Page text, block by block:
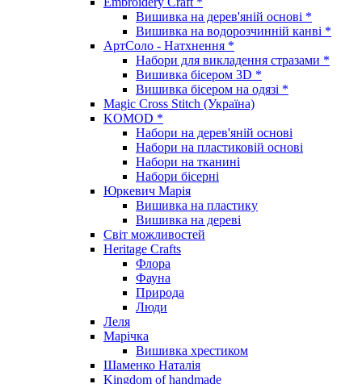
Вишивка на дерев'яній основі *
Вишивка на водорозчинній канві *
АртСоло - Натхнення *
Набори для викладення стразами *
Вишивка бісером 3D *
Вишивка бісером на одязі *
Magic Cross Stitch (Україна)
KOMOD *
Набори на дерев'яній основі
Набори на пластиковій основі
Набори на тканині
Набори бісерні
Юркевич Марія
Вишивка на пластику
Вишивка на дереві
Світ можливостей
Heritage Crafts
Флора
Фауна
Природа
Люди
Леля
Марічка
Вишивка хрестиком
Шаменко Наталія
Kingdom of handmade